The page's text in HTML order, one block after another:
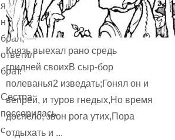
я
не
брал, —
ответил
брат.
Сестра
поссорилась
с
Князь выехал рано средь
гридней своихВ сыр-бор
полеванья2 изведать;Гонял он и
вепрей, и туров гнедых,Но время
доспело, звон рога утих,Пора
отдыхать и ...